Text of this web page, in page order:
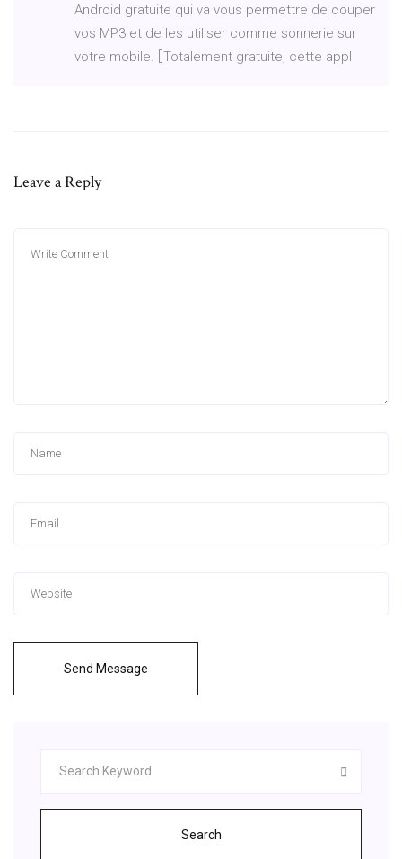
Android gratuite qui va vous permettre de couper
vos MP3 et de les utiliser comme sonnerie sur
votre mobile. []Totalement gratuite, cette appl
Leave a Reply
Send Message
Search